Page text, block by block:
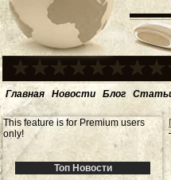
Главная Новости Блог
This feature is for Premium users
only!
Топ Новости